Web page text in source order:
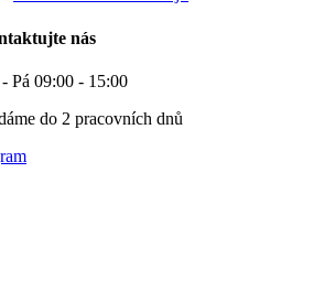
nás
Pá 09:00 - 15:00
do 2 pracovních dnů